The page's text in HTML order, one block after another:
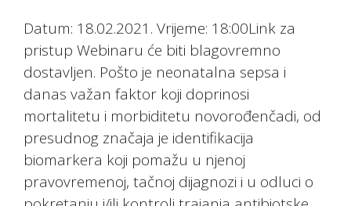
Datum: 18.02.2021. Vrijeme: 18:00Link za
pristup Webinaru će biti blagovremno
dostavljen. Pošto je neonatalna sepsa i
danas važan faktor koji doprinosi
mortalitetu i morbiditetu novorođenčadi, od
presudnog značaja je identifikacija
biomarkera koji pomažu u njenoj
pravovremenoj, tačnoj dijagnozi i u odluci o